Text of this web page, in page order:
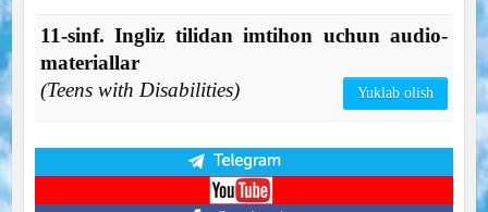
11-sinf. Ingliz tilidan imtihon uchun audio-
materiallar
(Teens with Disabilities)
Yuklab olish